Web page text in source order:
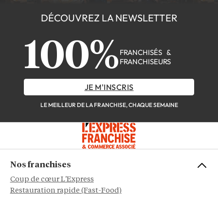
DÉCOUVREZ LA NEWSLETTER
100% FRANCHISÉS &
FRANCHISEURS
JE M'INSCRIS
LE MEILLEUR DE LA FRANCHISE, CHAQUE SEMAINE
Nos franchises
Coup de cœur L'Express
Restauration rapide (Fast-Food)